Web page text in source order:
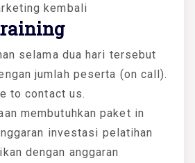
kembali
selama dua hari tersebut
jumlah peserta (on call).
to contact us.
membutuhkan paket in
investasi pelatihan
dengan anggaran